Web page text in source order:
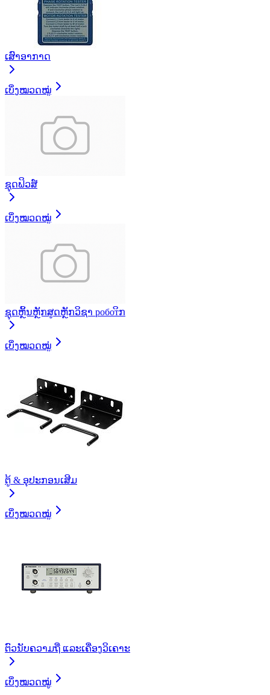
ເສົາອາກາດ
ເບິ່ງໝວດໝູ່
ຊຸດຟິວສ໌
ເບິ່ງໝວດໝູ່
ຊຸດຫຼິ້ນຫຼັກສູດຫຼັກວິຊາ роботິກ
ເບິ່ງໝວດໝູ່
ຕູ້ & ອຸປະກອນເສີມ
ເບິ່ງໝວດໝູ່
ຕົວນັບຄວາມຖີ່ ແລະເຄື່ອງວິເຄາະ
ເບິ່ງໝວດໝູ່